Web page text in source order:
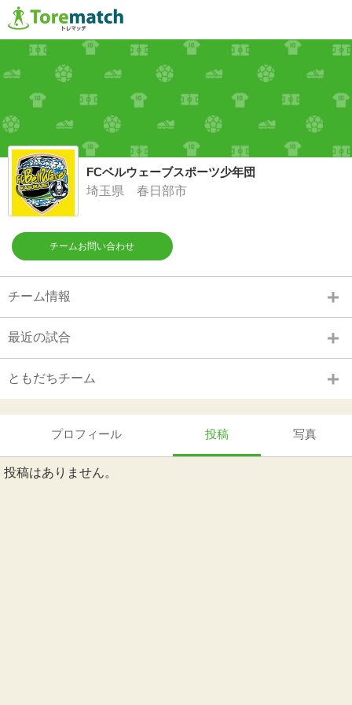
FCベルウェーブスポーツ少年団
埼玉県 春日部市
チームお問い合わせ
チーム情報
最近の試合
ともだちチーム
プロフィール 投稿 写真
投稿はありません。